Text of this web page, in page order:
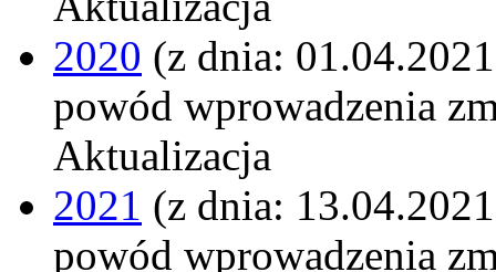
2020 (z dnia:
powód wprowadzenia
Aktualizacja
2021 (z dnia:
powód wprowadzenia